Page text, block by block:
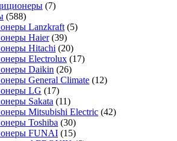
(7)
(588)
Lanzkraft (5)
Haier (39)
Hitachi (20)
Electrolux (17)
Daikin (26)
General Climate (12)
LG (17)
Sakata (11)
Mitsubishi Electric (42)
Toshiba (30)
FUNAI (15)